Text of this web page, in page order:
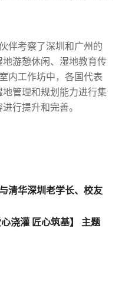
伴考察了深圳和广州的
游憩休闲、湿地教育传
内工作坊中，各国代表
管理和规划能力进行集
行提升和完善。
清华深圳老学长、校友
浇灌 匠心筑基】 主题